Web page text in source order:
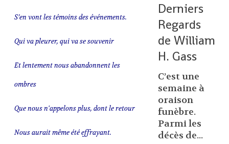
S’en vont les témoins des événements.
Qui va pleurer, qui va se souvenir
Et lentement nous abandonnent les
ombres
Que nous n'appelons plus, dont le retour
Nous aurait même été effrayant.
Derniers
Regards
de William
H. Gass
C’est une
semaine à
oraison
funèbre.
Parmi les
décès de...